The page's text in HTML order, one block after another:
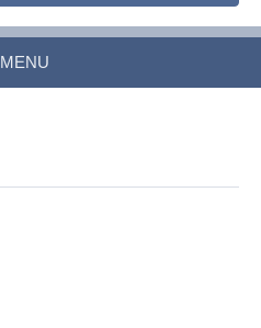
MENU